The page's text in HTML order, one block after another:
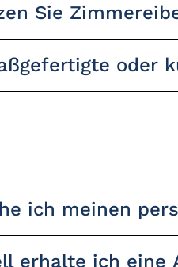
Sie
oder
ich meinen
erhalte ich eine